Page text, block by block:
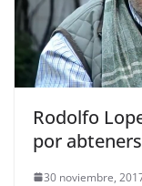
Rodolfo
por
30 noviembre,